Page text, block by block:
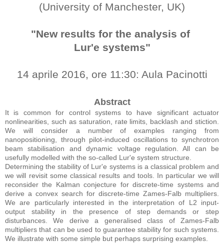
(University of Manchester, UK)
"New results for the analysis of
Lur'e systems"
14 aprile 2016, ore 11:30: Aula Pacinotti
Abstract
It is common for control systems to have significant actuator
nonlinearities, such as saturation, rate limits, backlash and stiction.
We will consider a number of examples ranging from
nanopositioning, through pilot-induced oscillations to synchrotron
beam stabilisation and dynamic voltage regulation. All can be
usefully modelled with the so-called Lur'e system structure.
Determining the stability of Lur'e systems is a classical problem and
we will revisit some classical results and tools. In particular we will
reconsider the Kalman conjecture for discrete-time systems and
derive a convex search for discrete-time Zames-Falb multipliers.
We are particularly interested in the interpretation of L2 input-
output stability in the presence of step demands or step
disturbances. We derive a generalised class of Zames-Falb
multipliers that can be used to guarantee stability for such systems.
We illustrate with some simple but perhaps surprising examples.